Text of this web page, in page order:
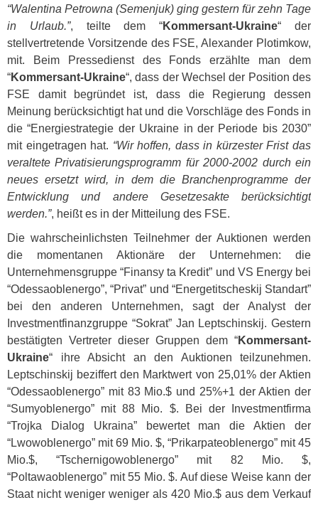
“Walentina Petrowna (Semenjuk) ging gestern für zehn Tage
in Urlaub.”, teilte dem “Kommersant-Ukraine“ der
stellvertretende Vorsitzende des FSE, Alexander Plotimkow,
mit. Beim Pressedienst des Fonds erzählte man dem
“Kommersant-Ukraine“, dass der Wechsel der Position des
FSE damit begründet ist, dass die Regierung dessen
Meinung berücksichtigt hat und die Vorschläge des Fonds in
die “Energiestrategie der Ukraine in der Periode bis 2030”
mit eingetragen hat. “Wir hoffen, dass in kürzester Frist das
veraltete Privatisierungsprogramm für 2000-2002 durch ein
neues ersetzt wird, in dem die Branchenprogramme der
Entwicklung und andere Gesetzesakte berücksichtigt
werden.”, heißt es in der Mitteilung des FSE.
Die wahrscheinlichsten Teilnehmer der Auktionen werden
die momentanen Aktionäre der Unternehmen: die
Unternehmensgruppe “Finansy ta Kredit” und VS Energy bei
“Odessaoblenergo”, “Privat” und “Energetitscheskij Standart”
bei den anderen Unternehmen, sagt der Analyst der
Investmentfinanzgruppe “Sokrat” Jan Leptschinskij. Gestern
bestätigten Vertreter dieser Gruppen dem “Kommersant-
Ukraine“ ihre Absicht an den Auktionen teilzunehmen.
Leptschinskij beziffert den Marktwert von 25,01% der Aktien
“Odessaoblenergo” mit 83 Mio.$ und 25%+1 der Aktien der
“Sumyoblenergo” mit 88 Mio. $. Bei der Investmentfirma
“Trojka Dialog Ukraina” bewertet man die Aktien der
“Lwowoblenergo” mit 69 Mio. $, “Prikarpateoblenergo” mit 45
Mio.$, “Tschernigowoblenergo” mit 82 Mio. $,
“Poltawaoblenergo” mit 55 Mio. $. Auf diese Weise kann der
Staat nicht weniger weniger als 420 Mio.$ aus dem Verkauf